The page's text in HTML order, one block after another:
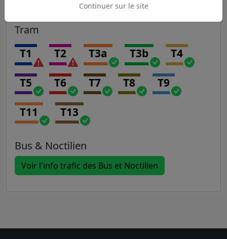
Tram
T1 T2 T3a T3b T4
T5 T6 T7 T8 T9
T11 T13
Bus & Noctilien
Voir l'info trafic des Bus et Noctilien
Continuer sur le site